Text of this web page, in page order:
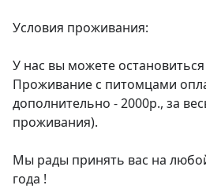
Условия проживания:
У нас вы можете
Проживание с питомцами
дополнительно - 2000р., за
проживания).
Мы рады принять вас на
года !